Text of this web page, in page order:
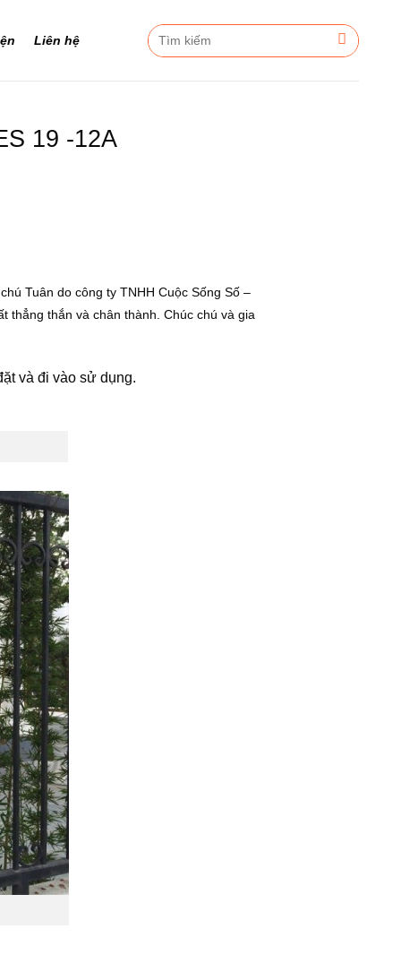
Liên hệ
Tìm
kiếm:
19 -12A
Tuân do công ty TNHH Cuộc Sống Số –
thẳng thắn và chân thành. Chúc chú và gia
và đi vào sử dụng.